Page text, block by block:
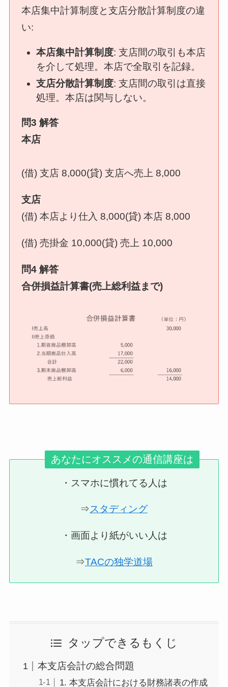
本店集中計算制度と支店分散計算制度の違
い:
本店集中計算制度: 支店間の取引も本店
を介して処理。本店で全取引を記録。
支店分散計算制度: 支店間の取引は直接
処理。本店は関与しない。
問3 解答
本店
(借) 支店 8,000(貸) 支店へ売上 8,000
支店
(借) 本店より仕入 8,000(貸) 本店 8,000
(借) 売掛金 10,000(貸) 売上 10,000
問4 解答
合併損益計算書(売上総利益まで)
あなたにオススメの通信講座は
・スマホに慣れてる人は
⇒スタディング
・画面より紙がいい人は
⇒TACの独学道場
タップできるもくじ
本支店会計の総合問題
1. 本支店会計における財務諸表の作成